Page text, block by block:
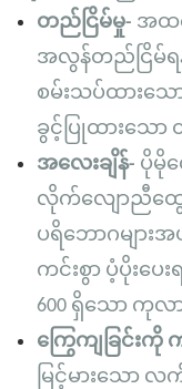
တည်ငြိမ်မှု- အထက်
အလွန်တည်ငြိမ်
စမ်းသပ်ထားသော
ခွင့်ပြုထားသော
အလေးချိန်- ပိုမို
လိုက်လျောညီထွေ
ပရိဘောဂများ
ကင်းစွာ ပံ့ပိုးပေး
600 ရှိသော ကုလာ
ကြွေကျခြင်းကို
မြင့်မားသော လ